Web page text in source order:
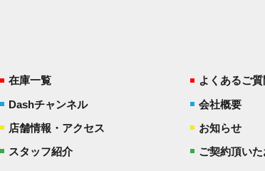
在庫一覧
Dashチャンネル
店舗情報・アクセス
スタッフ紹介
よくあるご質
会社概要
お知らせ
ご契約頂い